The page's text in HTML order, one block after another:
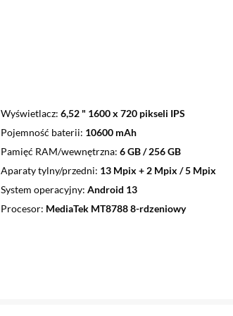
Wyświetlacz 6,52 " 1600 x 720 pikseli IPS
Pojemność baterii 10600 mAh
Pamięć RAM/wewnętrzna 6 GB / 256 GB
Aparaty tylny/przedni 13 Mpix + 2 Mpix / 5 Mpix
System operacyjny Android 13
Procesor MediaTek MT8788 8-rdzeniowy